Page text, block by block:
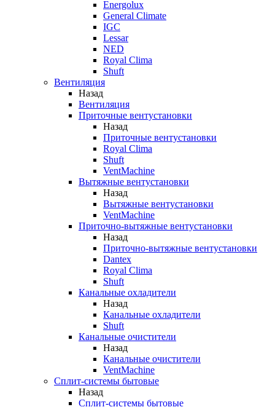
Energolux
General Climate
IGC
Lessar
NED
Royal Clima
Shuft
Вентиляция
Назад
Вентиляция
Приточные вентустановки
Назад
Приточные вентустановки
Royal Clima
Shuft
VentMachine
Вытяжные вентустановки
Назад
Вытяжные вентустановки
VentMachine
Приточно-вытяжные вентустановки
Назад
Приточно-вытяжные вентустановки
Dantex
Royal Clima
Shuft
Канальные охладители
Назад
Канальные охладители
Shuft
Канальные очистители
Назад
Канальные очистители
VentMachine
Сплит-системы бытовые
Назад
Сплит-системы бытовые